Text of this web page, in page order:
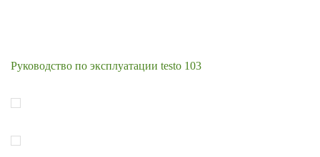
Руководство по эксплуатации testo 103